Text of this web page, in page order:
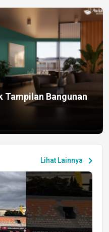
Tampilan Bangunan
Lihat Lainnya chevron_right